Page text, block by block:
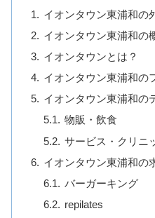
イオンタウン東浦和の
イオンタウン東浦和の
イオンタウンとは？
イオンタウン東浦和の
イオンタウン東浦和の
物販・飲食
サービス・クリニ
イオンタウン東浦和の
バーガーキング
repilates